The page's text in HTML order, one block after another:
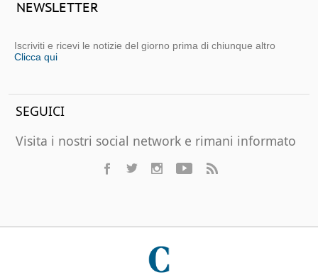
NEWSLETTER
Iscriviti e ricevi le notizie del giorno prima di chiunque altro
Clicca qui
SEGUICI
Visita i nostri social network e rimani informato